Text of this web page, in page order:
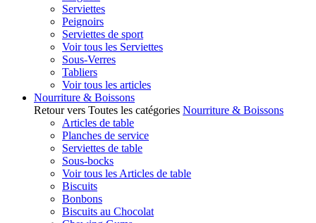
Serviettes
Peignoirs
Serviettes de sport
Voir tous les Serviettes
Sous-Verres
Tabliers
Voir tous les articles
Nourriture & Boissons
Retour vers Toutes les catégories Nourriture & Boissons
Articles de table
Planches de service
Serviettes de table
Sous-bocks
Voir tous les Articles de table
Biscuits
Bonbons
Biscuits au Chocolat